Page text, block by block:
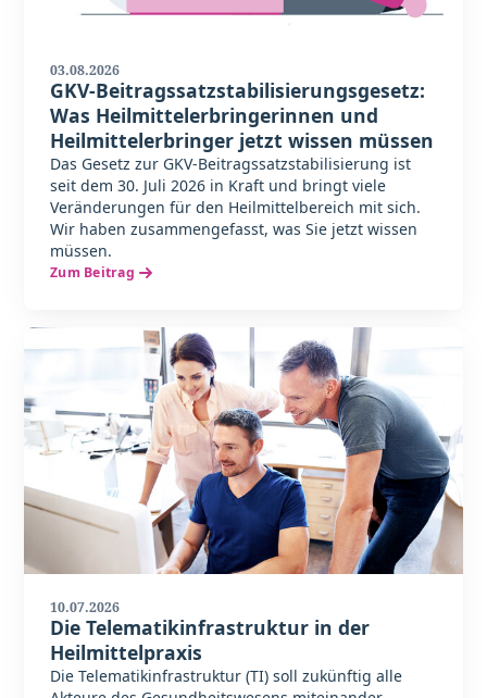
03.08.2026
GKV-Beitragssatzstabilisierungsgesetz:
Was Heilmittelerbringerinnen und
Heilmittelerbringer jetzt wissen müssen
Das Gesetz zur GKV-Beitragssatzstabilisierung ist
seit dem 30. Juli 2026 in Kraft und bringt viele
Veränderungen für den Heilmittelbereich mit sich.
Wir haben zusammengefasst, was Sie jetzt wissen
müssen.
Zum Beitrag
10.07.2026
Die Telematikinfrastruktur in der
Heilmittelpraxis
Die Telematikinfrastruktur (TI) soll zukünftig alle